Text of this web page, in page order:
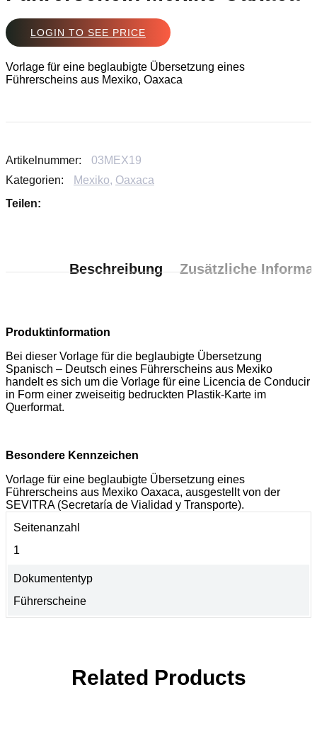
LOGIN TO SEE PRICE
Vorlage für eine beglaubigte Übersetzung eines
Führerscheins aus Mexiko, Oaxaca
Artikelnummer:
03MEX19
Kategorien:
Mexiko, Oaxaca
Teilen:
Beschreibung Zusätzliche
Produktinformation
Bei dieser Vorlage für die beglaubigte Übersetzung
Spanisch – Deutsch eines Führerscheins aus Mexiko
handelt es sich um die Vorlage für eine Licencia de Conducir
in Form einer zweiseitig bedruckten Plastik-Karte im
Querformat.
Besondere Kennzeichen
Vorlage für eine beglaubigte Übersetzung eines
Führerscheins aus Mexiko Oaxaca, ausgestellt von der
SEVITRA (Secretaría de Vialidad y Transporte).
Seitenanzahl
1
Dokumententyp
Führerscheine
Related Products